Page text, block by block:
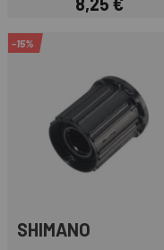
Preu
-15%
SHIMANO